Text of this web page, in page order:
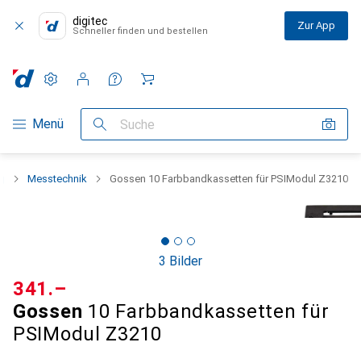
digitec
Schneller finden und bestellen Zur App
Navigation nach Kategorien
Menü Suche
Einstellungen
Kundenkonto
Vergleichslisten
Merklisten
Warenkorb
Messtechnik Gossen 10 Farbbandkassetten für PSIModul Z3210
3 Bilder
Gossen 10 Farbbandkassetten für
PSIModul Z3210
CHF
341.–